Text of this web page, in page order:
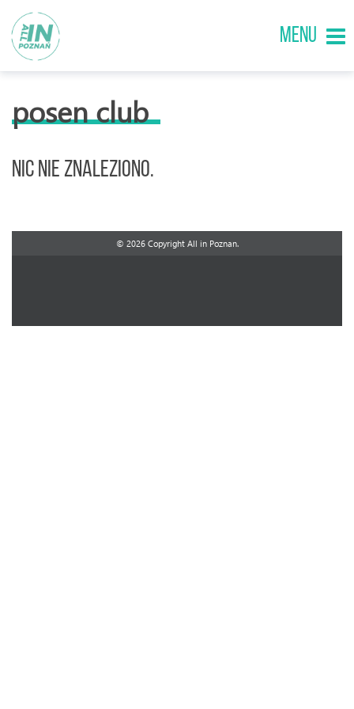
MENU
posen club
Nic nie znaleziono.
© 2026 Copyright All in Poznan.